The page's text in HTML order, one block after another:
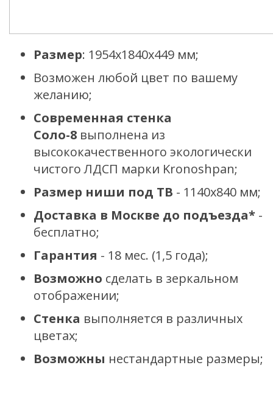
Размер: 1954х1840х449 мм;
Возможен любой цвет по вашему
желанию;
Современная стенка
Соло-8 выполнена из
высококачественного экологически
чистого ЛДСП марки Kronoshpan;
Размер ниши под ТВ - 1140х840 мм;
Доставка в Москве до подъезда* -
бесплатно;
Гарантия - 18 мес. (1,5 года);
Возможно сделать в зеркальном
отображении;
Стенка выполняется в различных
цветах;
Возможны нестандартные размеры;